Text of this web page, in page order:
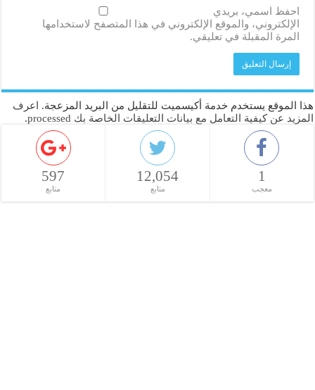
احفظ اسمي، بريدي
الإلكتروني، والموقع الإلكتروني في هذا المتصفح لاستخدامها
المرة المقبلة في تعليقي.
هذا الموقع يستخدم خدمة أكيسميت للتقليل من البريد المزعجة.
اعرف
المزيد عن كيفية التعامل مع بيانات التعليقات الخاصة بك processed
.
1
معجب
12,054
متابع
597
متابع